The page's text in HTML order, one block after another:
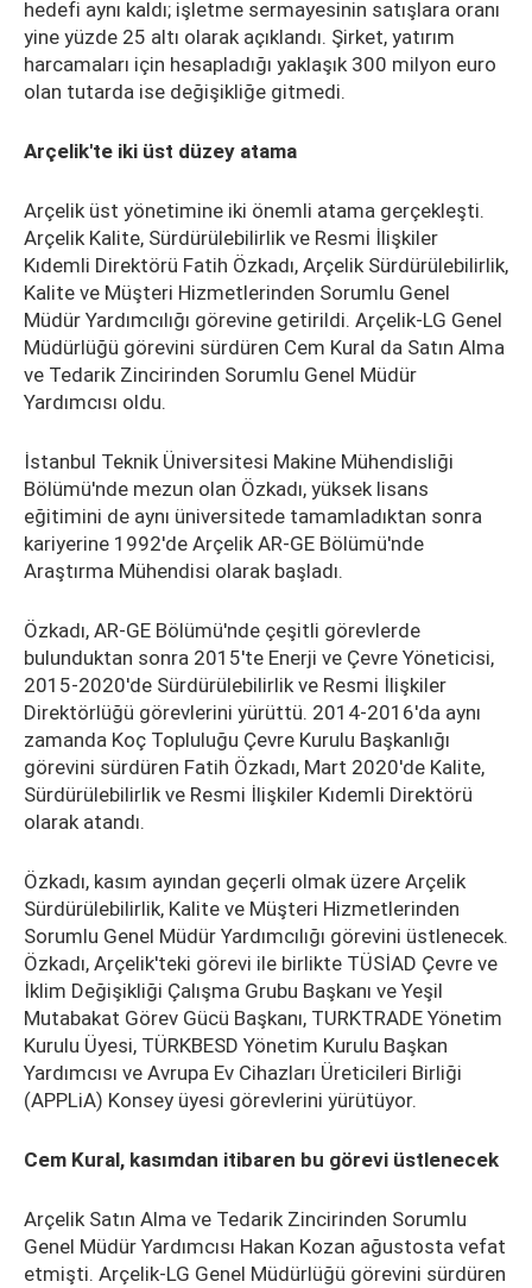
hedefi aynı kaldı; işletme sermayesinin satışlara oranı
yine yüzde 25 altı olarak açıklandı. Şirket, yatırım
harcamaları için hesapladığı yaklaşık 300 milyon euro
olan tutarda ise değişikliğe gitmedi.
Arçelik'te iki üst düzey atama
Arçelik üst yönetimine iki önemli atama gerçekleşti.
Arçelik Kalite, Sürdürülebilirlik ve Resmi İlişkiler
Kıdemli Direktörü Fatih Özkadı, Arçelik Sürdürülebilirlik,
Kalite ve Müşteri Hizmetlerinden Sorumlu Genel
Müdür Yardımcılığı görevine getirildi. Arçelik-LG Genel
Müdürlüğü görevini sürdüren Cem Kural da Satın Alma
ve Tedarik Zincirinden Sorumlu Genel Müdür
Yardımcısı oldu.
İstanbul Teknik Üniversitesi Makine Mühendisliği
Bölümü'nde mezun olan Özkadı, yüksek lisans
eğitimini de aynı üniversitede tamamladıktan sonra
kariyerine 1992'de Arçelik AR-GE Bölümü'nde
Araştırma Mühendisi olarak başladı.
Özkadı, AR-GE Bölümü'nde çeşitli görevlerde
bulunduktan sonra 2015'te Enerji ve Çevre Yöneticisi,
2015-2020'de Sürdürülebilirlik ve Resmi İlişkiler
Direktörlüğü görevlerini yürüttü. 2014-2016'da aynı
zamanda Koç Topluluğu Çevre Kurulu Başkanlığı
görevini sürdüren Fatih Özkadı, Mart 2020'de Kalite,
Sürdürülebilirlik ve Resmi İlişkiler Kıdemli Direktörü
olarak atandı.
Özkadı, kasım ayından geçerli olmak üzere Arçelik
Sürdürülebilirlik, Kalite ve Müşteri Hizmetlerinden
Sorumlu Genel Müdür Yardımcılığı görevini üstlenecek.
Özkadı, Arçelik'teki görevi ile birlikte TÜSİAD Çevre ve
İklim Değişikliği Çalışma Grubu Başkanı ve Yeşil
Mutabakat Görev Gücü Başkanı, TURKTRADE Yönetim
Kurulu Üyesi, TÜRKBESD Yönetim Kurulu Başkan
Yardımcısı ve Avrupa Ev Cihazları Üreticileri Birliği
(APPLiA) Konsey üyesi görevlerini yürütüyor.
Cem Kural, kasımdan itibaren bu görevi üstlenecek
Arçelik Satın Alma ve Tedarik Zincirinden Sorumlu
Genel Müdür Yardımcısı Hakan Kozan ağustosta vefat
etmişti. Arçelik-LG Genel Müdürlüğü görevini sürdüren